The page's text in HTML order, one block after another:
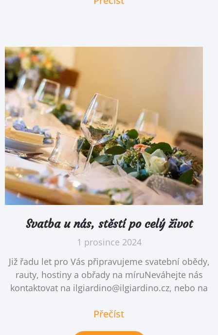
Svatba u nás, stěstí po celý život
1 prosince 2024
Již řadu let pro Vás připravujeme svatební obědy,
rauty, hostiny a obřady na míruNeváhejte nás
kontaktovat na ilgiardino@ilgiardino.cz, nebo na
Přečíst